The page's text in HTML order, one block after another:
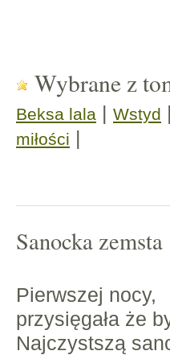
Wybrane z
Beksa lala Wstyd
miłości
Sanocka zemsta
Pierwszej nocy,
przysięgała że
Najczystszą